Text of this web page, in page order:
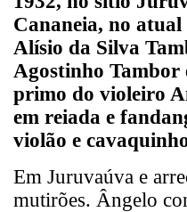
Cananeia, no
Alísio da Silva
Agostinho Tambor
primo do violeiro
em reiada e
violão e
Em Juruvaúva e
mutirões. Ângelo